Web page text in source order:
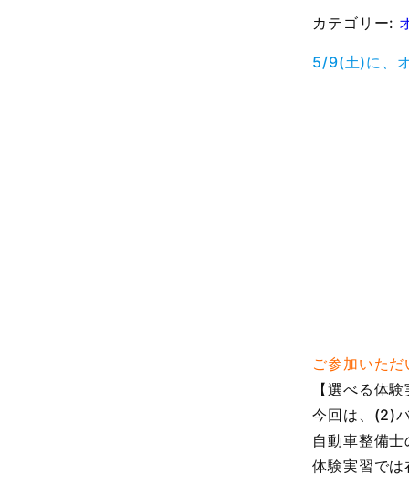
カテゴリー:
5/9(土)に、
ご参加いた
【選べる体験
今回は、(2)
自動車整備
体験実習で